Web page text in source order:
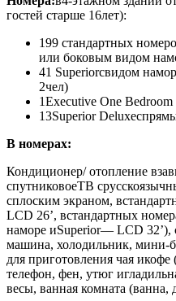
гостей старше 16лет):
199 стандартных
или боковым видом
41 Superiorсвидом
2чел)
1Executive One Bedroom
13Superior Deluxe
В номерах:
Кондиционер/ отопление
спутниковоеТВ
сплоским экраном,
LCD 26’, встандартных
наморе иSuperior— LCD 32’),
машина, холодильник, мини-
для приготовления чая
телефон, фен, утюг
весы, ванная комната